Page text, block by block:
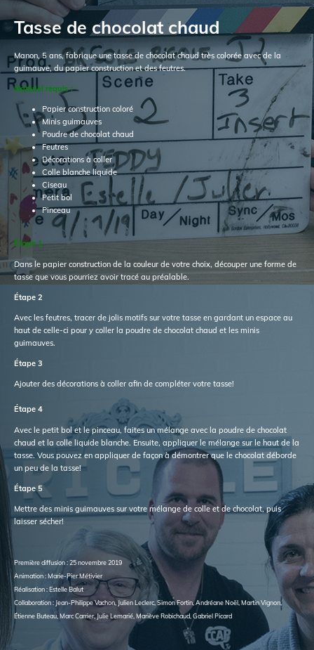
Tasse de chocolat chaud
Manon, 5 ans, fabrique une tasse de chocolat chaud très colorée avec de la
guimauve, du papier construction et des feutres.
Matériel requis :
Papier construction coloré
Minis guimauves
Poudre de chocolat chaud
Feutres
Décorations à coller
Colle blanche liquide
Ciseau
Petit bol
Pinceau
Étape 1
Dans le papier construction de la couleur de votre choix, découper une forme de
tasse que vous pourriez avoir tracé au préalable.
Étape 2
Avec les feutres, tracer de jolis motifs sur votre tasse en gardant un espace au
haut de celle-ci pour y coller la poudre de chocolat chaud et les minis
guimauves.
Étape 3
Ajouter des décorations à coller afin de compléter votre tasse!
Étape 4
Avec le petit bol et le pinceau, faites un mélange avec la poudre de chocolat
chaud et la colle liquide blanche. Ensuite, appliquer le mélange sur le haut de la
tasse. Vous pouvez en appliquer de façon à démontrer que le chocolat déborde
un peu de la tasse!
Étape 5
Mettre des minis guimauves sur votre mélange de colle et de chocolat, puis
laisser sécher!
Première diffusion : 25 novembre 2019
Animation : Marie-Pier Métivier
Réalisation : Estelle Balut
Collaboration : Jean-Philippe Vachon, Julien Leclerc, Simon Fortin, Andréane Noël, Martin Vignon,
Étienne Buteau, Marc Carrier, Julie Lemarié, Mariève Robichaud, Gabriel Picard